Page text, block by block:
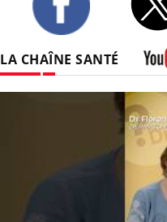
LA CHAÎNE SANTÉ